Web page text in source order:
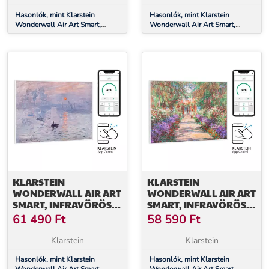
Hasonlók, mint Klarstein
Wonderwall Air Art Smart,
infravörös hősugárzó, 80 x 60
Hasonlók, mint Klarstein
Wonderwall Air Art Smart,
infravörös hősugárzó, 80 x 60
KLARSTEIN
WONDERWALL AIR ART
SMART, INFRAVÖRÖS
HŐSUGÁRZÓ, 80 X 60
CM, 500 W,
NAPFELKELTE
61 490 Ft
Klarstein
Hasonlók, mint Klarstein
KLARSTEIN
WONDERWALL AIR ART
SMART, INFRAVÖRÖS
HŐSUGÁRZÓ, 80 X 60
CM, 500 W, KERTI ÚT
58 590 Ft
Klarstein
Hasonlók, mint Klarstein